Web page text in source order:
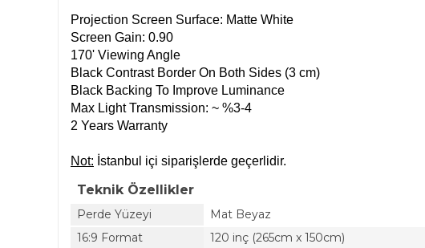
Projection Screen Surface: Matte White
Screen Gain: 0.90
170' Viewing Angle
Black Contrast Border On Both Sides (3 cm)
Black Backing To Improve Luminance
Max Light Transmission: ~ %3-4
2 Years Warranty
Not: İstanbul içi siparişlerde geçerlidir.
Teknik Özellikler
Perde Yüzeyi
Mat Beyaz
16:9 Format
120 inç (265cm x 150cm)